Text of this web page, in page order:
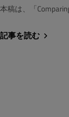
本稿は、「
記事を読む